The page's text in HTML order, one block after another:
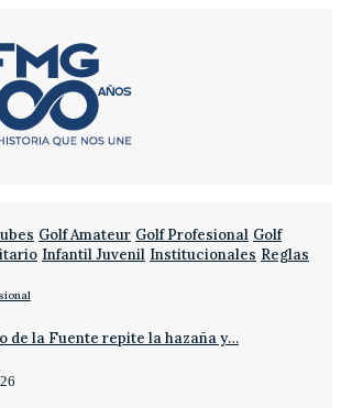
Golf Amateur Golf Profesional Golf
Infantil Juvenil Institucionales Reglas
de la Fuente repite la hazaña y…